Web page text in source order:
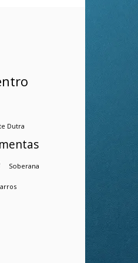
Dutra
Soberana